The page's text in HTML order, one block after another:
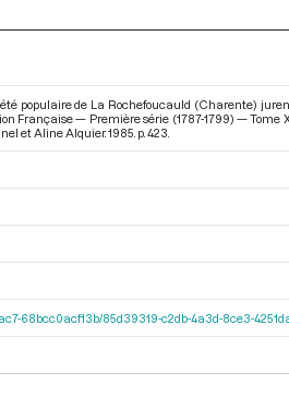
populaire de La Rochefoucauld (Charente)
Française — Première série (1787-1799) — Tome
et Aline Alquier. 1985. p. 423.
68bcc0acf13b/85d39319-c2db-4a3d-8ce3-